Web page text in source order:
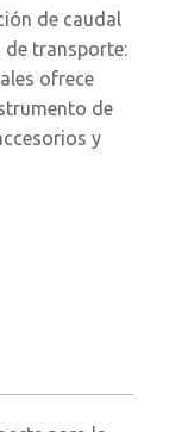
de caudal
de transporte:
ofrece
de
y